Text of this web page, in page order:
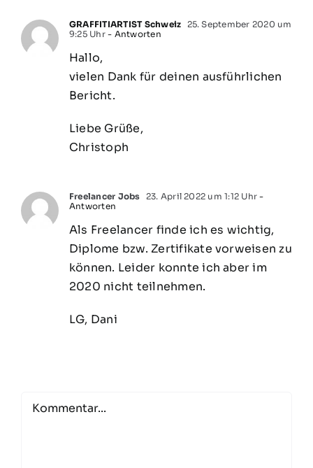
GRAFFITIARTIST Schweiz
25. September 2020 um
9:25 Uhr- Antworten
Hallo,
vielen Dank für deinen ausführlichen
Bericht.
Liebe Grüße,
Christoph
Freelancer Jobs 23. April 2022 um 1:12 Uhr -
Antworten
Als Freelancer finde ich es wichtig,
Diplome bzw. Zertifikate vorweisen zu
können. Leider konnte ich aber im
2020 nicht teilnehmen.
LG, Dani
Comment